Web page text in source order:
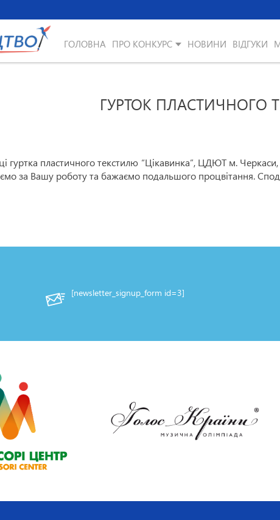
ГОЛОВНА ПРО КОНКУРС НОВИНИ ВІДГУКИ
ГУРТОК ПЛАСТИЧНОГО
гуртка пластичного текстилю “Цікавинка”, ЦДЮТ м.
за Вашу роботу та бажаємо подальшого процвітання.
[newsletter_signup_form id=3]